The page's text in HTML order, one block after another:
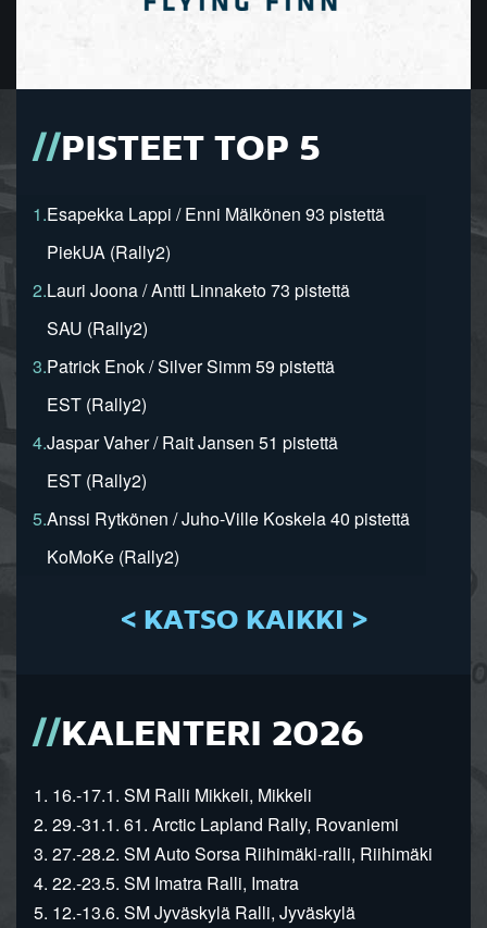
PISTEET TOP 5
1.Esapekka Lappi / Enni Mälkönen 93 pistettä
PiekUA (Rally2)
2.Lauri Joona / Antti Linnaketo 73 pistettä
SAU (Rally2)
3.Patrick Enok / Silver Simm 59 pistettä
EST (Rally2)
4.Jaspar Vaher / Rait Jansen 51 pistettä
EST (Rally2)
5.Anssi Rytkönen / Juho-Ville Koskela 40 pistettä
KoMoKe (Rally2)
< KATSO KAIKKI >
KALENTERI 2026
1. 16.-17.1. SM Ralli Mikkeli, Mikkeli
2. 29.-31.1. 61. Arctic Lapland Rally, Rovaniemi
3. 27.-28.2. SM Auto Sorsa Riihimäki-ralli, Riihimäki
4. 22.-23.5. SM Imatra Ralli, Imatra
5. 12.-13.6. SM Jyväskylä Ralli, Jyväskylä